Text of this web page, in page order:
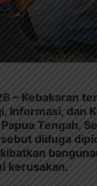
– Kebakaran
Informasi, dan
Tengah,
diduga
kerusakan.